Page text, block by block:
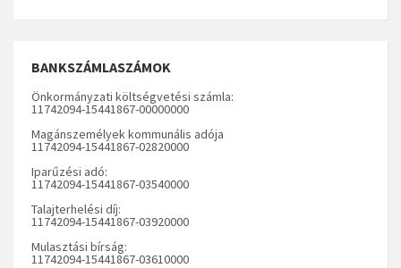
BANKSZÁMLASZÁMOK
Önkormányzati költségvetési számla:
11742094-15441867-00000000
Magánszemélyek kommunális adója
11742094-15441867-02820000
Iparűzési adó:
11742094-15441867-03540000
Talajterhelési díj:
11742094-15441867-03920000
Mulasztási bírság:
11742094-15441867-03610000